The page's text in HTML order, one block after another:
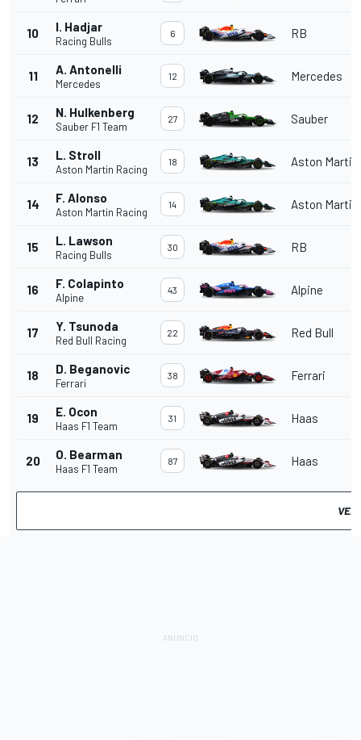
10 I. Hadjar
Racing Bulls
6 RB
11 A. Antonelli
Mercedes
12 Mercedes
12 N. Hulkenberg
Sauber F1 Team
27 Sauber
13 L. Stroll
Aston Martin Racing
18 Aston Martin
14 F. Alonso
Aston Martin Racing
14 Aston Martin
15 L. Lawson
Racing Bulls
30 RB
16 F. Colapinto
Alpine
43 Alpine
17 Y. Tsunoda
Red Bull Racing
22 Red Bull
18 D. Beganovic
Ferrari
38 Ferrari
19 E. Ocon
Haas F1 Team
31 Haas
20 O. Bearman
Haas F1 Team
87 Haas
VER